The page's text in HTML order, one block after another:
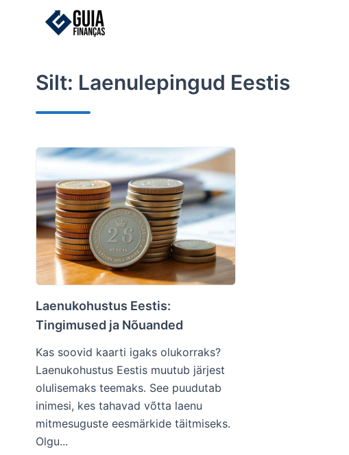
Silt: Laenulepingud Eestis
Laenukohustus Eestis:
Tingimused ja Nõuanded
Kas soovid kaarti igaks olukorraks?
Laenukohustus Eestis muutub järjest
olulisemaks teemaks. See puudutab
inimesi, kes tahavad võtta laenu
mitmesuguste eesmärkide täitmiseks.
Olgu...